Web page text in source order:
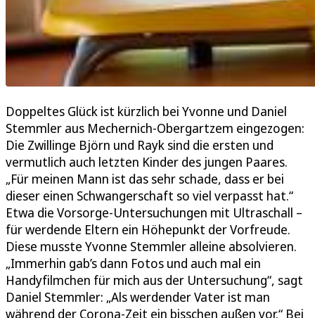
Doppeltes Glück ist kürzlich bei Yvonne und Daniel
Stemmler aus Mechernich-Obergartzem eingezogen:
Die Zwillinge Björn und Rayk sind die ersten und
vermutlich auch letzten Kinder des jungen Paares.
„Für meinen Mann ist das sehr schade, dass er bei
dieser einen Schwangerschaft so viel verpasst hat.“
Etwa die Vorsorge-Untersuchungen mit Ultraschall –
für werdende Eltern ein Höhepunkt der Vorfreude.
Diese musste Yvonne Stemmler alleine absolvieren.
„Immerhin gab’s dann Fotos und auch mal ein
Handyfilmchen für mich aus der Untersuchung“, sagt
Daniel Stemmler: „Als werdender Vater ist man
während der Corona-Zeit ein bisschen außen vor.“ Bei